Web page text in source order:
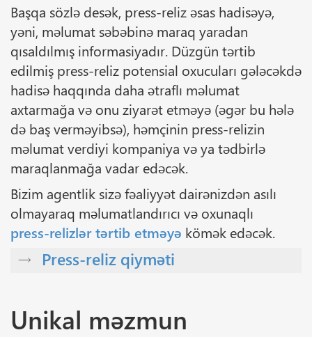
Başqa sözlə desək, press-reliz əsas hadisəyə,
yəni, məlumat səbəbinə maraq yaradan
qısaldılmış informasiyadır. Düzgün tərtib
edilmiş press-reliz potensial oxucuları gələcəkdə
hadisə haqqında daha ətraflı məlumat
axtarmağa və onu ziyarət etməyə (əgər bu hələ
də baş verməyibsə), həmçinin press-relizin
məlumat verdiyi kompaniya və ya tədbirlə
maraqlanmağa vadar edəcək.
Bizim agentlik sizə fəaliyyət dairənizdən asılı
olmayaraq məlumatlandırıcı və oxunaqlı
press-relizlər tərtib etməyə kömək edəcək.
Press-reliz qiyməti
Unikal məzmun